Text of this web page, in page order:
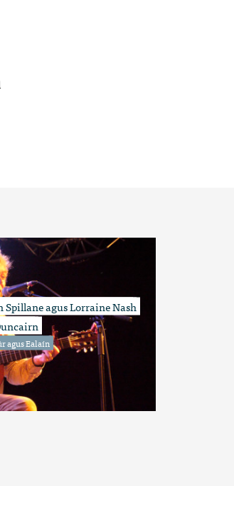
Spillane agus Lorraine Nash
agus Ealaín